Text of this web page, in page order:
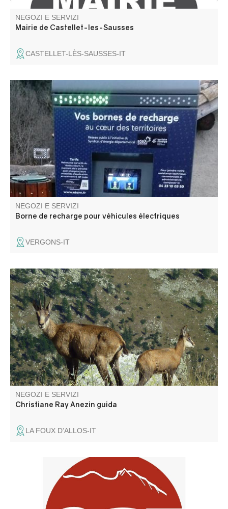
NEGOZI E SERVIZI
Mairie de Castellet-les-Sausses
CASTELLET-LÈS-SAUSSES-IT
La rete comprende punti di ricarica veloci e accelerati. I
punti di ricarica sono disponibili con o senza
abbonamento.
NEGOZI E SERVIZI
Borne de recharge pour véhicules électriques
VERGONS-IT
Passeggiate in montagna con guida, tutto l'anno
NEGOZI E SERVIZI
Christiane Ray Anezin guida
LA FOUX D’ALLOS-IT
Scuola da sci